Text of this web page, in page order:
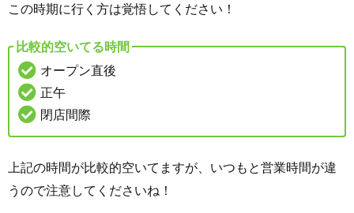
この時期に行く方は覚悟してください！
比較的空いてる時間
オープン直後
正午
閉店間際
上記の時間が比較的空いてますが、いつもと営業時間が違
うので注意してくださいね！